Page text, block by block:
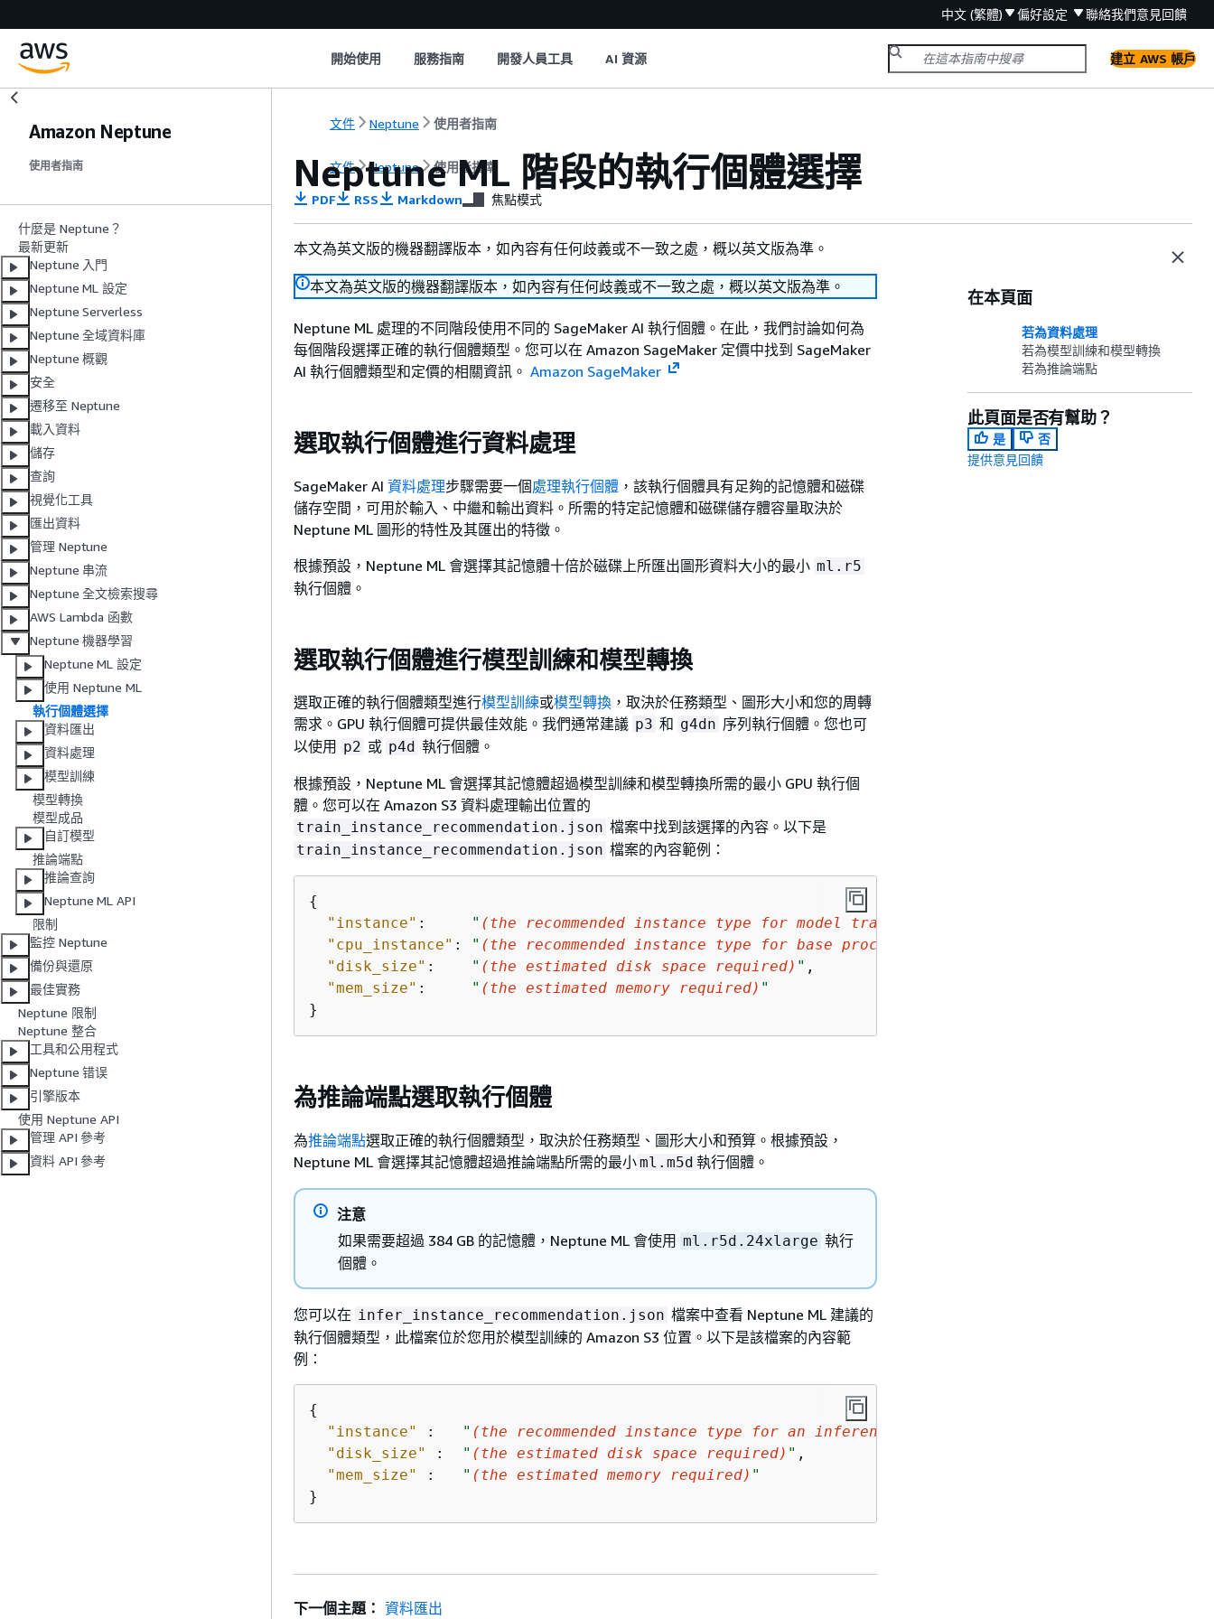
中文 (繁體) 偏好設定 聯絡我們意見回饋
開始使用 服務指南 開發人員工具 AI 資源 建立 AWS 帳戶
Amazon Neptune
使用者指南
什麼是 Neptune？
最新更新
Neptune 入門
Neptune ML 設定
Neptune Serverless
Neptune 全域資料庫
Neptune 概觀
安全
遷移至 Neptune
載入資料
儲存
查詢
視覺化工具
匯出資料
管理 Neptune
Neptune 串流
Neptune 全文檢索搜尋
AWS Lambda 函數
Neptune 機器學習
Neptune ML 設定
使用 Neptune ML
執行個體選擇
資料匯出
資料處理
模型訓練
模型轉換
模型成品
自訂模型
推論端點
推論查詢
Neptune ML API
限制
監控 Neptune
備份與還原
最佳實務
Neptune 限制
Neptune 整合
工具和公用程式
Neptune 错误
引擎版本
使用 Neptune API
管理 API 參考
資料 API 參考
文件 Neptune 使用者指南
文件 Neptune 使用者指南
Neptune ML 階段的執行個體選擇
PDF RSS Markdown 焦點模式
本文為英文版的機器翻譯版本，如內容有任何歧義或不一致之處，概以英文版為準。
本文為英文版的機器翻譯版本，如內容有任何歧義或不一致之處，概以英文版為準。
Neptune ML 處理的不同階段使用不同的 SageMaker AI 執行個體。在此，我們討論如何為
每個階段選擇正確的執行個體類型。您可以在 Amazon SageMaker 定價中找到 SageMaker
AI 執行個體類型和定價的相關資訊。 Amazon SageMaker
選取執行個體進行資料處理
SageMaker AI 資料處理步驟需要一個處理執行個體 ，該執行個體具有足夠的記憶體和磁碟
儲存空間，可用於輸入、中繼和輸出資料。所需的特定記憶體和磁碟儲存體容量取決於
Neptune ML 圖形的特性及其匯出的特徵。
根據預設，Neptune ML 會選擇其記憶體十倍於磁碟上所匯出圖形資料大小的最小 ml.r5
執行個體。
選取執行個體進行模型訓練和模型轉換
選取正確的執行個體類型進行模型訓練或模型轉換 ，取決於任務類型、圖形大小和您的周轉
需求。GPU 執行個體可提供最佳效能。我們通常建議 p3 和 g4dn 序列執行個體。您也可
以使用 p2 或 p4d 執行個體。
根據預設，Neptune ML 會選擇其記憶體超過模型訓練和模型轉換所需的最小 GPU 執行個
體。您可以在 Amazon S3 資料處理輸出位置的
train_instance_recommendation.json 檔案中找到該選擇的內容。以下是
train_instance_recommendation.json 檔案的內容範例：
{
"instance" : " (the recommended instance type for model training and transform)
"cpu_instance" : " (the recommended instance type for base processing instance)
"disk_size" : " (the estimated disk space required) " ,
"mem_size" : " (the estimated memory required) "
}
為推論端點選取執行個體
為推論端點選取正確的執行個體類型，取決於任務類型、圖形大小和預算。根據預設，
Neptune ML 會選擇其記憶體超過推論端點所需的最小ml.m5d 執行個體。
注意
如果需要超過 384 GB 的記憶體，Neptune ML 會使用 ml.r5d.24xlarge 執行
個體。
您可以在 infer_instance_recommendation.json 檔案中查看 Neptune ML 建議的
執行個體類型，此檔案位於您用於模型訓練的 Amazon S3 位置。以下是該檔案的內容範
例：
{
"instance"
: " (the recommended instance type for an inference endpoint)
"disk_size"
: " (the estimated disk space required) " ,
"mem_size"
: " (the estimated memory required) "
}
在本頁面
若為資料處理
若為模型訓練和模型轉換
若為推論端點
此頁面是否有幫助？
是
否
提供意見回饋
下一個主題： 資料匯出